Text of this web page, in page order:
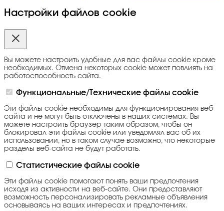
Настройки файлов cookie
Вы можете настроить удобные для вас файлы cookie кроме
необходимых. Отмена некоторых cookie может повлиять на
работоспособность сайта.
Функциональные/Технические файлы cookie
Эти файлы cookie необходимы для функционирования веб-
сайта и не могут быть отключены в наших системах. Вы
можете настроить браузер таким образом, чтобы он
блокировал эти файлы cookie или уведомлял вас об их
использовании, но в таком случае возможно, что некоторые
разделы веб-сайта не будут работать.
Статистические файлы cookie
Эти файлы cookie помогают понять ваши предпочтения
исходя из активности на веб-сайте. Они предоставляют
возможность персонализировать рекламные объявления
основываясь на ваших интересах и предпочтениях.